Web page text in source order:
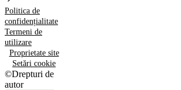
Politica de
confidențialitate
Termeni de
utilizare
Proprietate site
Setări cookie
©Drepturi de
autor